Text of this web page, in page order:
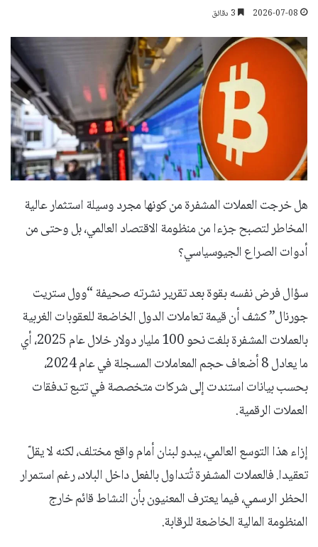
2026-07-08
هل خرجت العملات المشفرة من كونها مجرد وسيلة استثمار عالية
المخاطر لتصبح جزءا من منظومة الاقتصاد العالمي، بل وحتى من
أدوات الصراع الجيوسياسي؟
سؤال فرض نفسه بقوة بعد تقرير نشرته صحيفة “وول ستريت
جورنال” كشف أن قيمة تعاملات الدول الخاضعة للعقوبات الغربية
بالعملات المشفرة بلغت نحو 100 مليار دولار خلال عام 2025، أي
ما يعادل 8 أضعاف حجم المعاملات المسجلة في عام 2024،
بحسب بيانات استندت إلى شركات متخصصة في تتبع تدفقات
العملات الرقمية.
إزاء هذا التوسع العالمي، يبدو لبنان أمام واقع مختلف، لكنه لا يقلّ
تعقيدا. فالعملات المشفرة تُتداول بالفعل داخل البلاد، رغم استمرار
الحظر الرسمي، فيما يعترف المعنيون بأن النشاط قائم خارج
المنظومة المالية الخاضعة للرقابة.